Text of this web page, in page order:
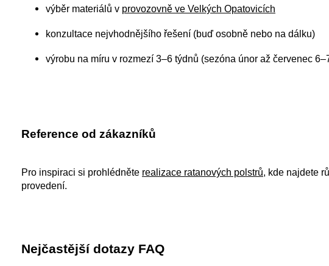
výběr materiálů v provozovně ve Velkých Opatovicích
konzultace nejvhodnějšího řešení (buď osobně nebo na dálku)
výrobu na míru v rozmezí 3–6 týdnů (sezóna únor až červenec
Reference od zákazníků
Pro inspiraci si prohlédněte realizace ratanových polstrů, kde najdete
provedení.
Nejčastější dotazy FAQ